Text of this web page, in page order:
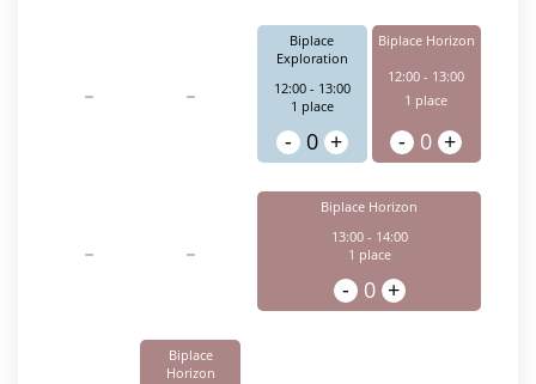
- -
Biplace
Exploration
12:00 - 13:00
1 place
- 0 +
Biplace Horizon
12:00 - 13:00
1 place
- 0 +
- -
Biplace Horizon
13:00 - 14:00
1 place
- 0 +
Biplace
Horizon